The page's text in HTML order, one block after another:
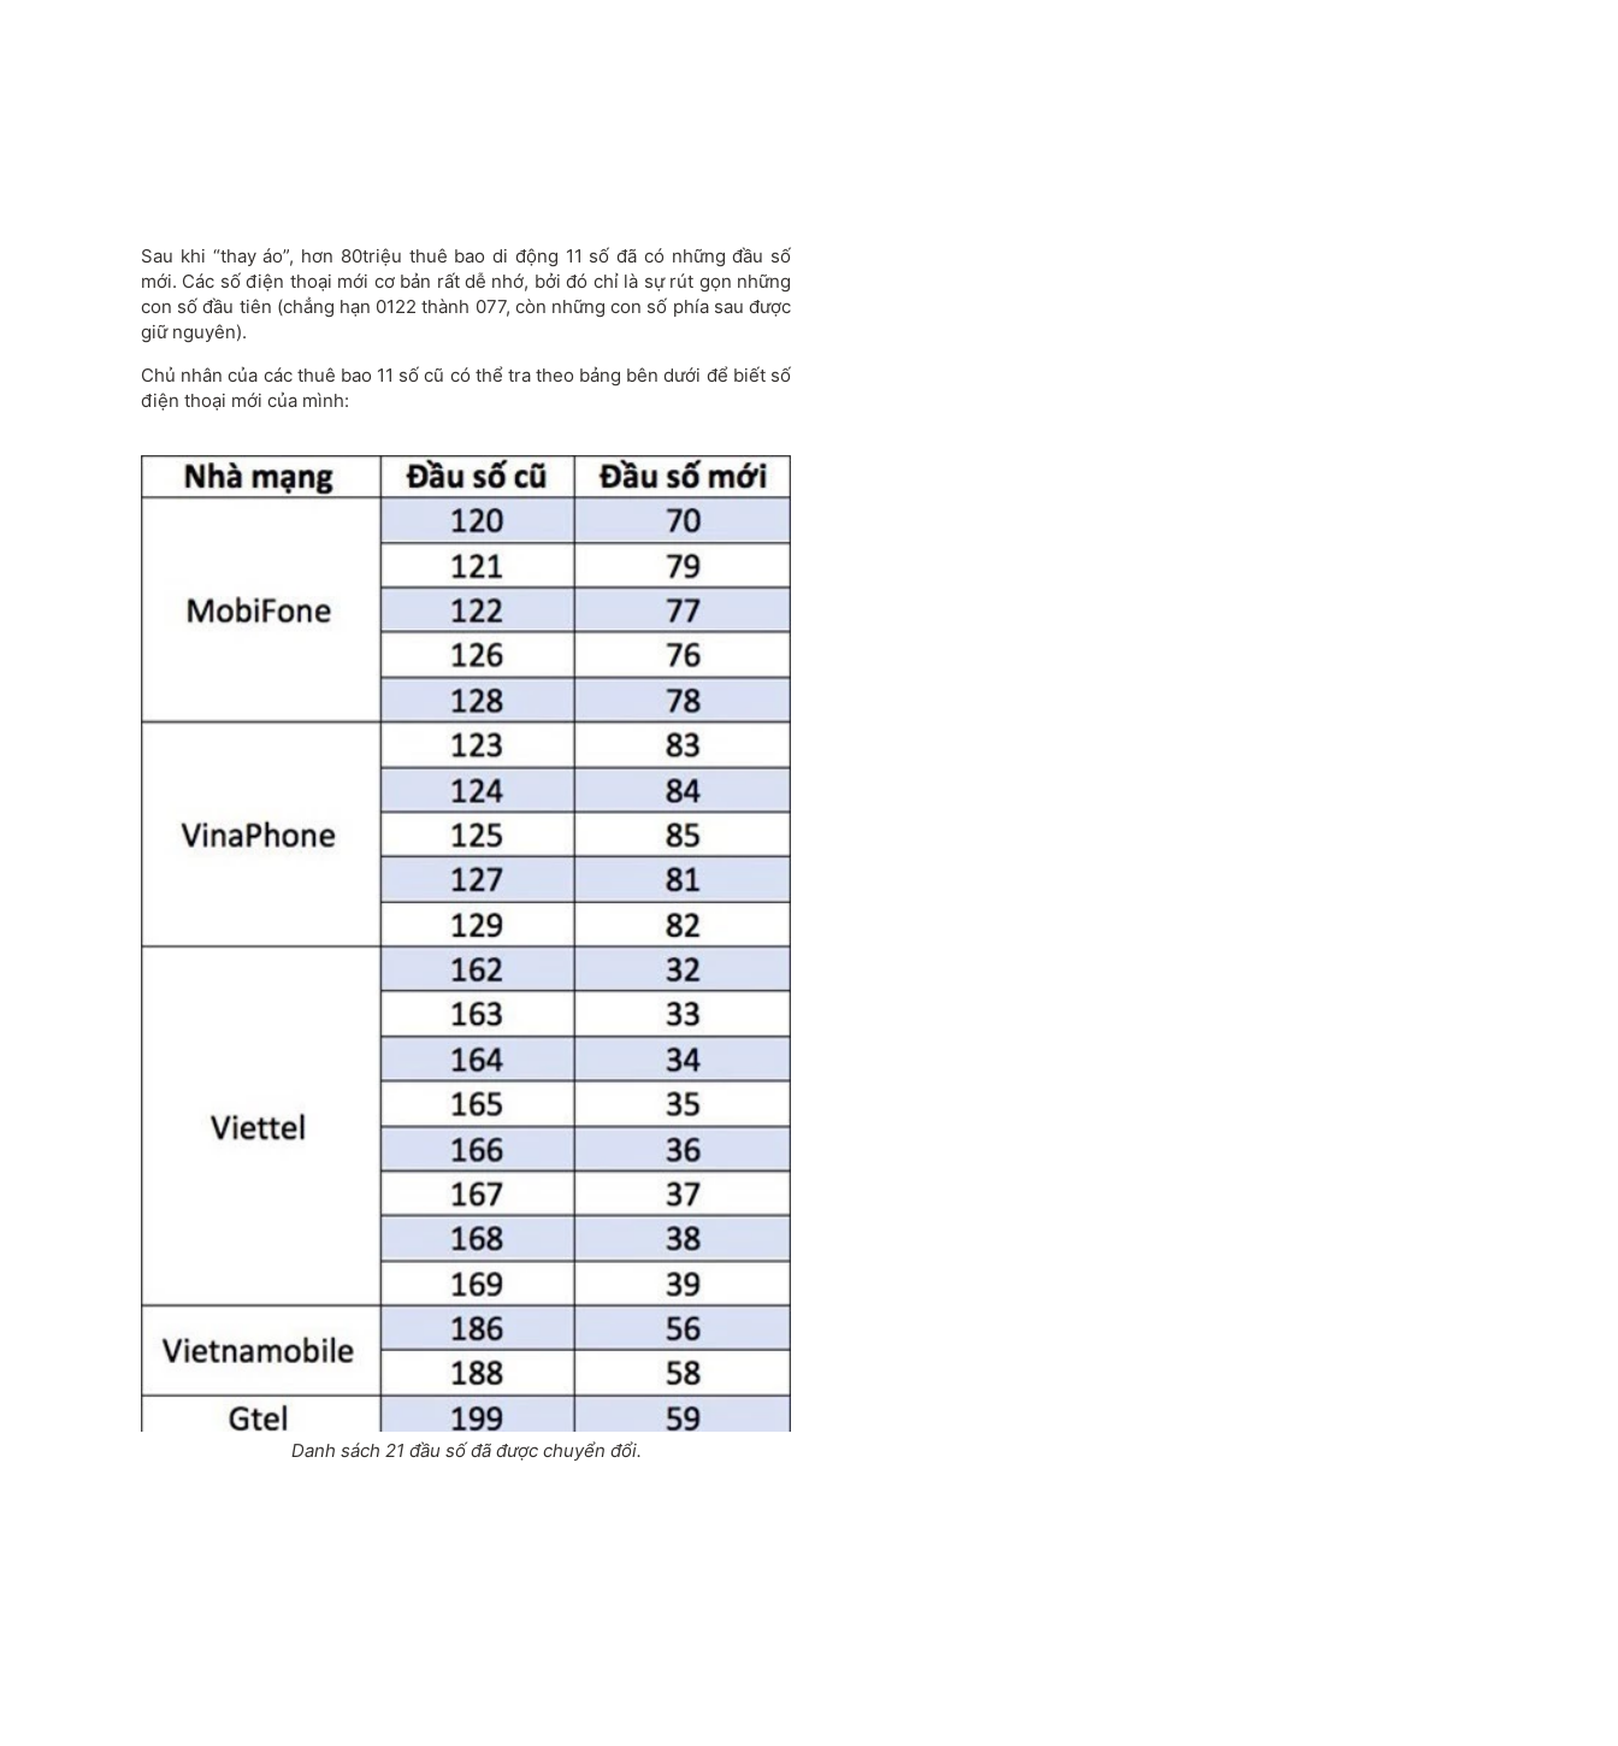
Sau khi “thay áo”, hơn 80triệu thuê bao di động 11 số đã có những đầu số
mới. Các số điện thoại mới cơ bản rất dễ nhớ, bởi đó chỉ là sự rút gọn những
con số đầu tiên (chẳng hạn 0122 thành 077, còn những con số phía sau được
giữ nguyên).
Chủ nhân của các thuê bao 11 số cũ có thể tra theo bảng bên dưới để biết số
điện thoại mới của mình:
Danh sách 21 đầu số đã được chuyển đổi.